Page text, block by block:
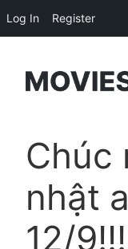
Chúc
nhật
12/9!!!
Log In Register